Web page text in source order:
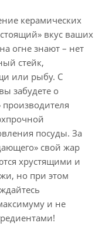
керамических
вкус ваших
огне знают – нет
стейк,
или рыбу. С
забудете о
производителя
посуды. За
свой жар
хрустящими и
но при этом
и не